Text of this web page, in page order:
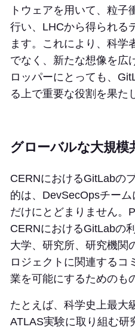
トウェアを用いて、粒子
行い、LHCから得られる
ます。これにより、科学
でなく、新たな想像を広
ロッパーにとっても、
る上で重要な役割を果た
グローバルな大規模
CERNにおけるGitLabの
的は、DevSecOpsチー
だけにとどまりません。
CERNにおけるGitLabの
大学、研究所、研究機関
ロジェクトに関連するコ
業を可能にするためのも
たとえば、科学史上最大
ATLAS実験に取り組む研